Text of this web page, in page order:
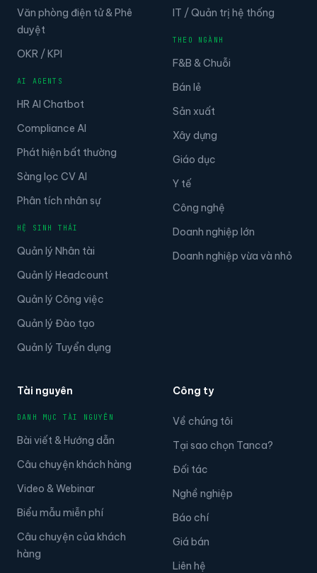
Văn phòng điện tử & Phê
duyệt
OKR / KPI
AI AGENTS
HR AI Chatbot
Compliance AI
Phát hiện bất thường
Sàng lọc CV AI
Phân tích nhân sự
HỆ SINH THÁI
Quản lý Nhân tài
Quản lý Headcount
Quản lý Công việc
Quản lý Đào tạo
Quản lý Tuyển dụng
IT / Quản trị hệ thống
THEO NGÀNH
F&B & Chuỗi
Bán lẻ
Sản xuất
Xây dựng
Giáo dục
Y tế
Công nghệ
Doanh nghiệp lớn
Doanh nghiệp vừa và nhỏ
Tài nguyên
DANH MỤC TÀI NGUYÊN
Bài viết & Hướng dẫn
Câu chuyện khách hàng
Video & Webinar
Biểu mẫu miễn phí
Câu chuyện của khách
hàng
Công ty
Về chúng tôi
Tại sao chọn Tanca?
Đối tác
Nghề nghiệp
Báo chí
Giá bán
Liên hệ